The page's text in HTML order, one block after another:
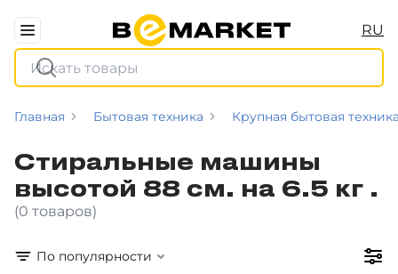
RU
Главная Бытовая техника Крупная бытовая
Стиральные машины
высотой 88 см. на 6.5 кг .
(0 товаров)
По популярности